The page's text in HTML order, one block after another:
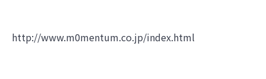
http://www.m0mentum.co.jp/index.html